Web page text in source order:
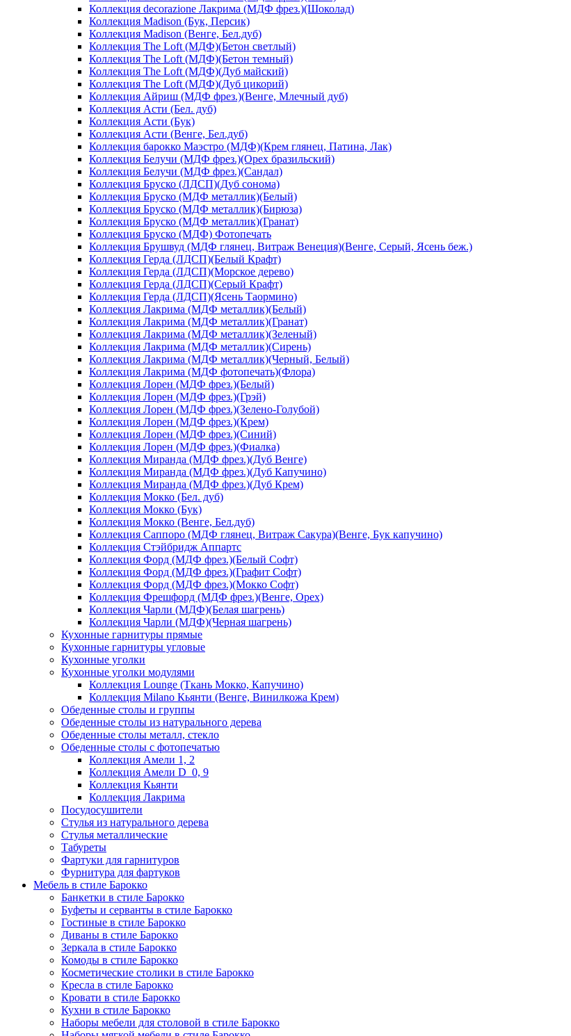
Коллекция decorazione Лакрима (МДФ фрез.)(Шоколад)
Коллекция Madison (Бук, Персик)
Коллекция Madison (Венге, Бел.дуб)
Коллекция The Loft (МДФ)(Бетон светлый)
Коллекция The Loft (МДФ)(Бетон темный)
Коллекция The Loft (МДФ)(Дуб майский)
Коллекция The Loft (МДФ)(Дуб цикорий)
Коллекция Айриш (МДФ фрез.)(Венге, Млечный дуб)
Коллекция Асти (Бел. дуб)
Коллекция Асти (Бук)
Коллекция Асти (Венге, Бел.дуб)
Коллекция барокко Маэстро (МДФ)(Крем глянец, Патина, Лак)
Коллекция Белучи (МДФ фрез.)(Орех бразильский)
Коллекция Белучи (МДФ фрез.)(Сандал)
Коллекция Бруско (ЛДСП)(Дуб сонома)
Коллекция Бруско (МДФ металлик)(Белый)
Коллекция Бруско (МДФ металлик)(Бирюза)
Коллекция Бруско (МДФ металлик)(Гранат)
Коллекция Бруско (МДФ) Фотопечать
Коллекция Брушвуд (МДФ глянец, Витраж Венеция)(Венге, Серый, Ясень беж.)
Коллекция Герда (ЛДСП)(Белый Крафт)
Коллекция Герда (ЛДСП)(Морское дерево)
Коллекция Герда (ЛДСП)(Серый Крафт)
Коллекция Герда (ЛДСП)(Ясень Таормино)
Коллекция Лакрима (МДФ металлик)(Белый)
Коллекция Лакрима (МДФ металлик)(Гранат)
Коллекция Лакрима (МДФ металлик)(Зеленый)
Коллекция Лакрима (МДФ металлик)(Сирень)
Коллекция Лакрима (МДФ металлик)(Черный, Белый)
Коллекция Лакрима (МДФ фотопечать)(Флора)
Коллекция Лорен (МДФ фрез.)(Белый)
Коллекция Лорен (МДФ фрез.)(Грэй)
Коллекция Лорен (МДФ фрез.)(Зелено-Голубой)
Коллекция Лорен (МДФ фрез.)(Крем)
Коллекция Лорен (МДФ фрез.)(Синий)
Коллекция Лорен (МДФ фрез.)(Фиалка)
Коллекция Миранда (МДФ фрез.)(Дуб Венге)
Коллекция Миранда (МДФ фрез.)(Дуб Капучино)
Коллекция Миранда (МДФ фрез.)(Дуб Крем)
Коллекция Мокко (Бел. дуб)
Коллекция Мокко (Бук)
Коллекция Мокко (Венге, Бел.дуб)
Коллекция Саппоро (МДФ глянец, Витраж Сакура)(Венге, Бук капучино)
Коллекция Стэйбридж Аппартс
Коллекция Форд (МДФ фрез.)(Белый Софт)
Коллекция Форд (МДФ фрез.)(Графит Софт)
Коллекция Форд (МДФ фрез.)(Мокко Софт)
Коллекция Фрешфорд (МДФ фрез.)(Венге, Орех)
Коллекция Чарли (МДФ)(Белая шагрень)
Коллекция Чарли (МДФ)(Черная шагрень)
Кухонные гарнитуры прямые
Кухонные гарнитуры угловые
Кухонные уголки
Кухонные уголки модулями
Коллекция Lounge (Ткань Мокко, Капучино)
Коллекция Milano Кьянти (Венге, Винилкожа Крем)
Обеденные столы и группы
Обеденные столы из натурального дерева
Обеденные столы металл, стекло
Обеденные столы с фотопечатью
Коллекция Амели 1, 2
Коллекция Амели D_0, 9
Коллекция Кьянти
Коллекция Лакрима
Посудосушители
Стулья из натурального дерева
Стулья металлические
Табуреты
Фартуки для гарнитуров
Фурнитура для фартуков
Мебель в стиле Барокко
Банкетки в стиле Барокко
Буфеты и серванты в стиле Барокко
Гостиные в стиле Барокко
Диваны в стиле Барокко
Зеркала в стиле Барокко
Комоды в стиле Барокко
Косметические столики в стиле Барокко
Кресла в стиле Барокко
Кровати в стиле Барокко
Кухни в стиле Барокко
Наборы мебели для столовой в стиле Барокко